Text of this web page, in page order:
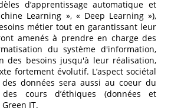
d’apprentissage automatique et
Learning », « Deep Learning »),
métier tout en garantissant leur
amenés à prendre en charge des
du système d'information,
des besoins jusqu'à leur réalisation,
fortement évolutif. L’aspect sociétal
données sera aussi au coeur du
cours d’éthiques (données et
IT.